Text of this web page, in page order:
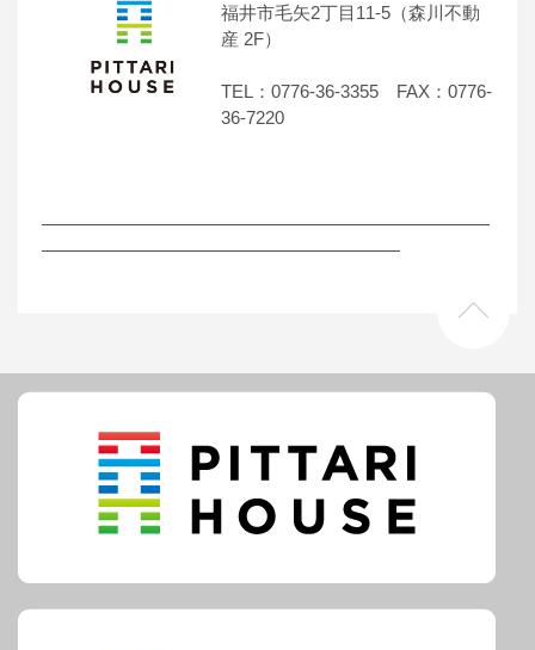
福井市毛矢2丁目11-5（森川不動
産 2F）
TEL：0776-36-3355 FAX：0776-
36-7220
―――――――――――――――――――――――――
――――――――――――――――――――